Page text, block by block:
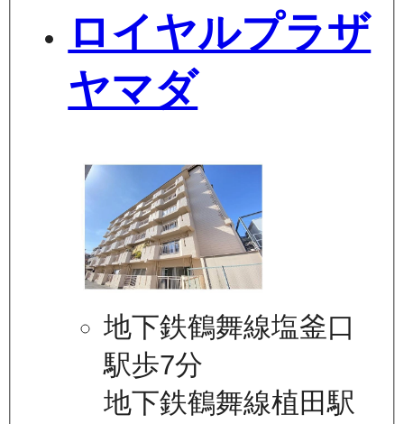
ロイヤルプラザ
ヤマダ
地下鉄鶴舞線塩釜口
駅歩7分
地下鉄鶴舞線植田駅